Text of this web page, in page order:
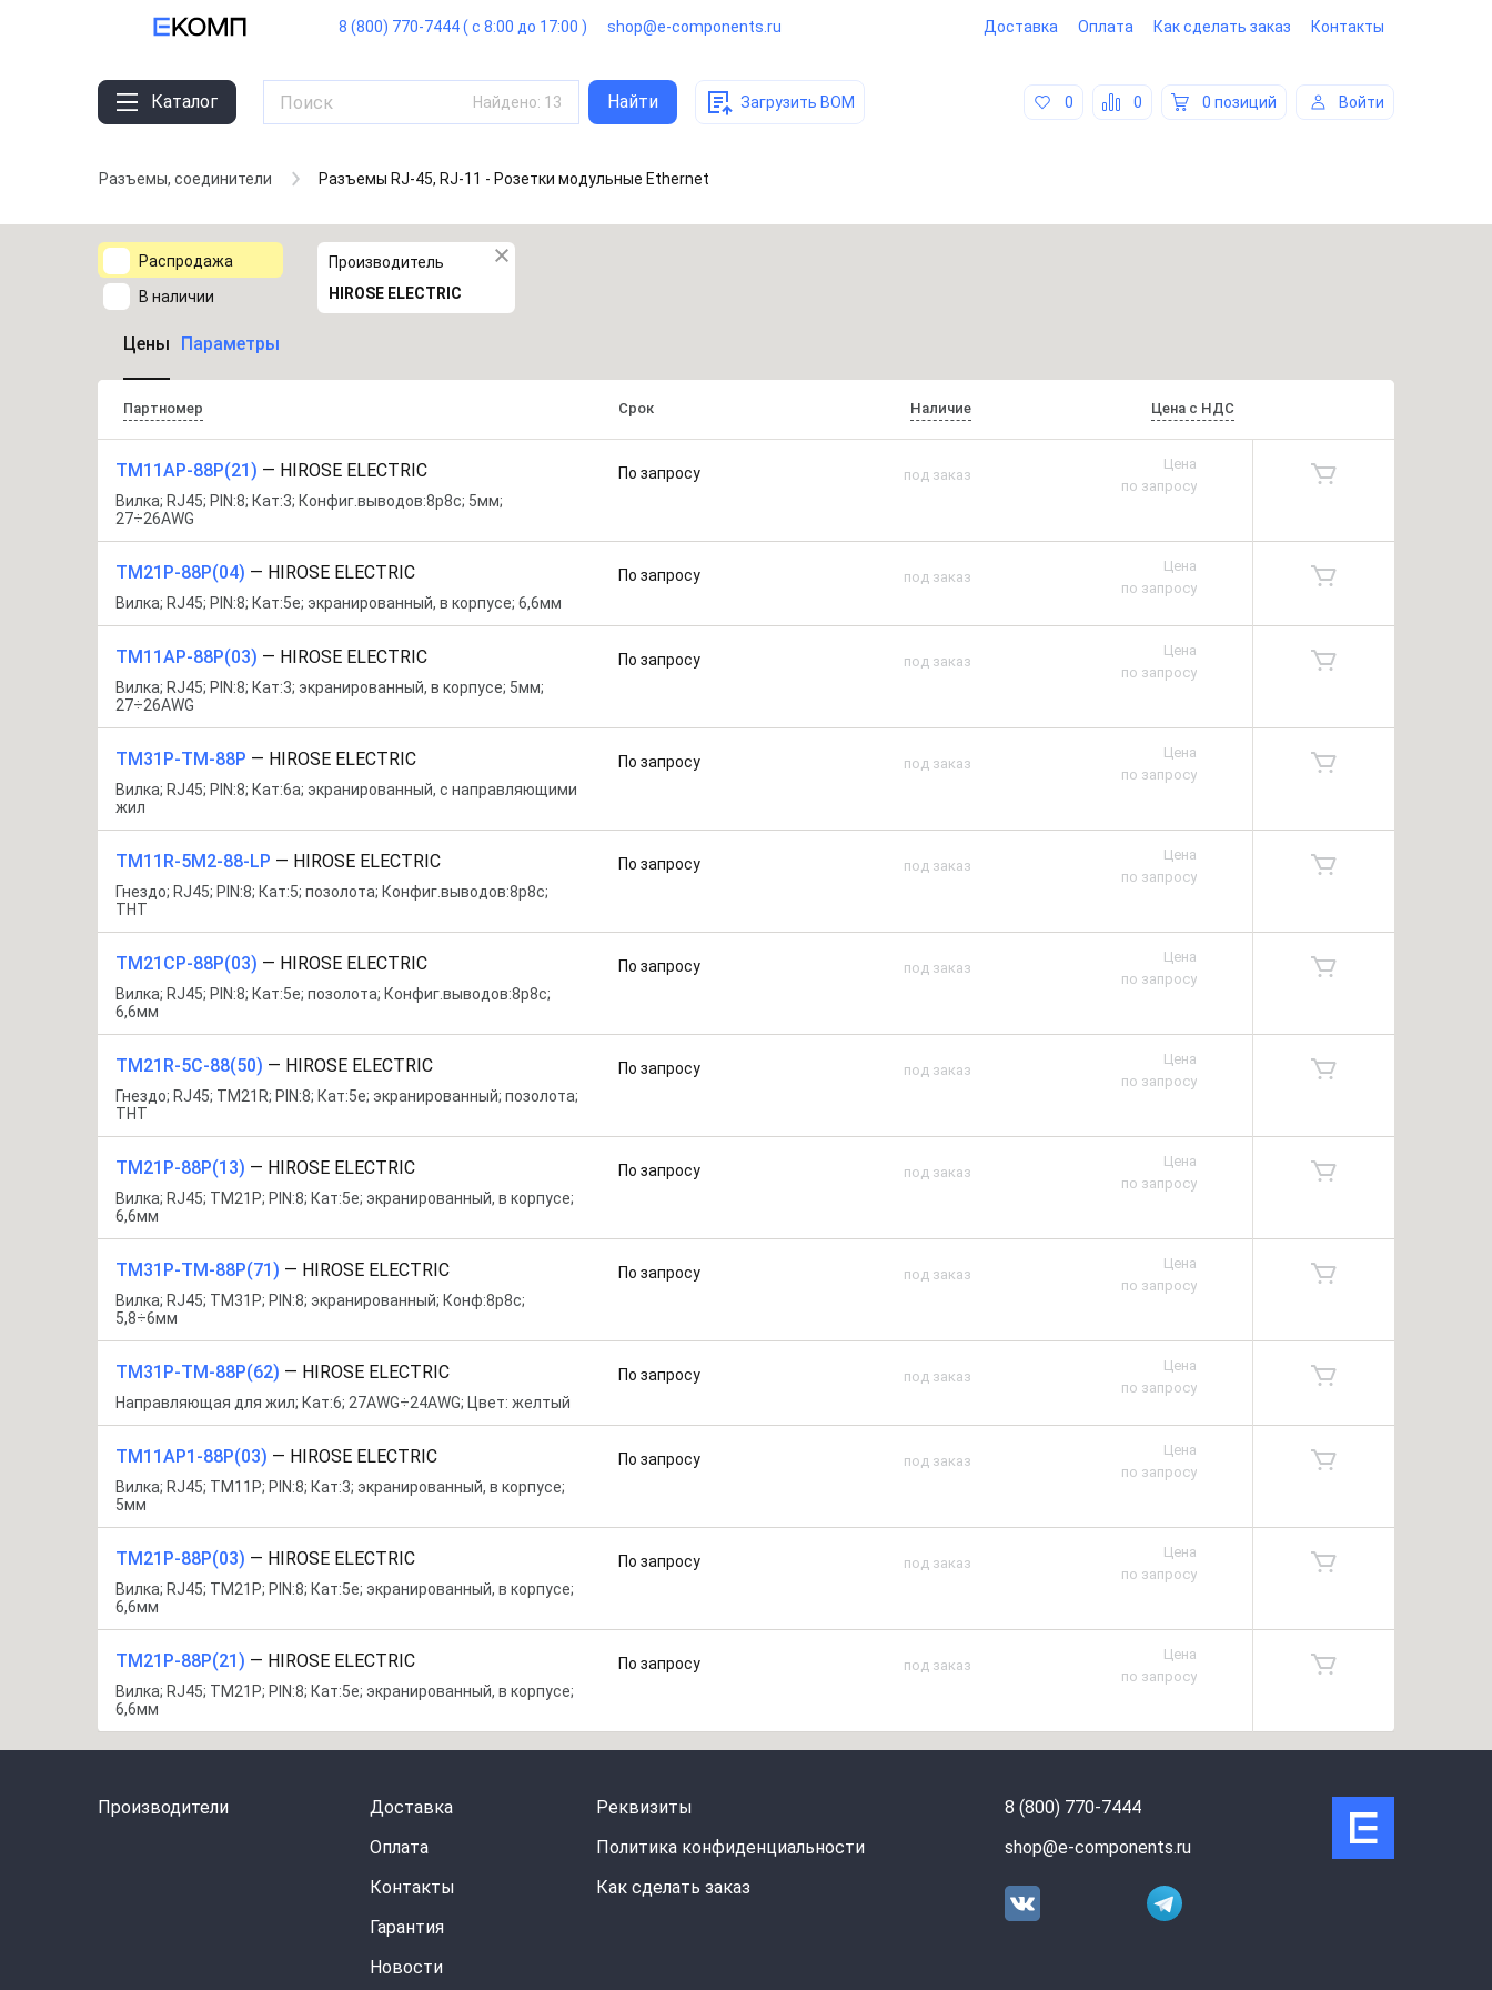
8 (800) 770-7444 ( с 8:00 до 17:00 ) shop@e-components.ru Доставка Оплата Как сделать заказ Контакты
Каталог Найдено: 13 Найти Загрузить BOM 0 0 0 позиций Войти
Разъемы, соединители Разъемы RJ-45, RJ-11 - Розетки модульные Ethernet
Распродажа
В наличии
Производитель
HIROSE ELECTRIC
Цены Параметры
Партномер Срок Наличие Цена с НДС
TM11AP-88P(21) — HIROSE ELECTRIC
Вилка; RJ45; PIN:8; Кат:3; Конфиг.выводов:8p8c; 5мм;
27÷26AWG
По запросу под заказ
Цена
по запросу
TM21P-88P(04) — HIROSE ELECTRIC
Вилка; RJ45; PIN:8; Кат:5e; экранированный, в корпусе; 6,6мм
По запросу под заказ
Цена
по запросу
TM11AP-88P(03) — HIROSE ELECTRIC
Вилка; RJ45; PIN:8; Кат:3; экранированный, в корпусе; 5мм;
27÷26AWG
По запросу под заказ
Цена
по запросу
TM31P-TM-88P — HIROSE ELECTRIC
Вилка; RJ45; PIN:8; Кат:6a; экранированный, с направляющими
жил
По запросу под заказ
Цена
по запросу
TM11R-5M2-88-LP — HIROSE ELECTRIC
Гнездо; RJ45; PIN:8; Кат:5; позолота; Конфиг.выводов:8p8c;
THT
По запросу под заказ
Цена
по запросу
TM21CP-88P(03) — HIROSE ELECTRIC
Вилка; RJ45; PIN:8; Кат:5e; позолота; Конфиг.выводов:8p8c;
6,6мм
По запросу под заказ
Цена
по запросу
TM21R-5C-88(50) — HIROSE ELECTRIC
Гнездо; RJ45; TM21R; PIN:8; Кат:5e; экранированный; позолота;
THT
По запросу под заказ
Цена
по запросу
TM21P-88P(13) — HIROSE ELECTRIC
Вилка; RJ45; TM21P; PIN:8; Кат:5e; экранированный, в корпусе;
6,6мм
По запросу под заказ
Цена
по запросу
TM31P-TM-88P(71) — HIROSE ELECTRIC
Вилка; RJ45; TM31P; PIN:8; экранированный; Конф:8p8c;
5,8÷6мм
По запросу под заказ
Цена
по запросу
TM31P-TM-88P(62) — HIROSE ELECTRIC
Направляющая для жил; Кат:6; 27AWG÷24AWG; Цвет: желтый
По запросу под заказ
Цена
по запросу
TM11AP1-88P(03) — HIROSE ELECTRIC
Вилка; RJ45; TM11P; PIN:8; Кат:3; экранированный, в корпусе;
5мм
По запросу под заказ
Цена
по запросу
TM21P-88P(03) — HIROSE ELECTRIC
Вилка; RJ45; TM21P; PIN:8; Кат:5e; экранированный, в корпусе;
6,6мм
По запросу под заказ
Цена
по запросу
TM21P-88P(21) — HIROSE ELECTRIC
Вилка; RJ45; TM21P; PIN:8; Кат:5e; экранированный, в корпусе;
6,6мм
По запросу под заказ
Цена
по запросу
Производители
Доставка
Оплата
Контакты
Гарантия
Новости
Реквизиты
Политика конфиденциальности
Как сделать заказ
8 (800) 770-7444
shop@e-components.ru